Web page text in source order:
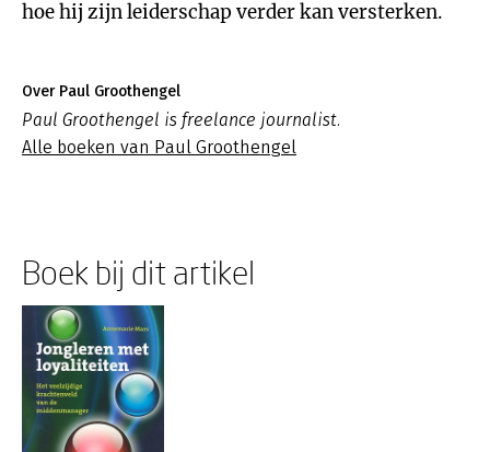
hoe hij zijn leiderschap verder kan versterken.
Over Paul Groothengel
Paul Groothengel is freelance journalist.
Alle boeken van Paul Groothengel
Boek bij dit artikel